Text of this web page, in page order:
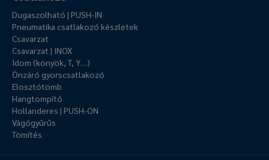
Dugaszolható | PUSH-IN
Pneumatika csatlakozó készletek
Csavarzat
Csavarzat | INOX
Idom (könyök, T, Y…)
Önzáró gyorscsatlakozó
Elosztótömb
Hangtompító
Hollanderes | PUSH-ON
Vágógyűrűs
Tömítés